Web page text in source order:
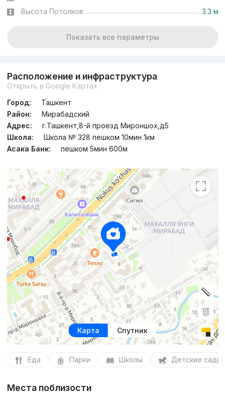
Высота Потолков
3.3 м
Показать все параметры
Расположение и инфраструктура
Открыть в Google Картах
Город:
Ташкент
Район:
Мирабадский
Адрес:
г.Ташкент,8-й проезд Мироншох,д5
Школа:
Школа № 328 пешком 10мин 1км
Асака Банк:
пешком 5мин 600м
Карта Спутник
Еда Парки Школы Детские сады
Места поблизости